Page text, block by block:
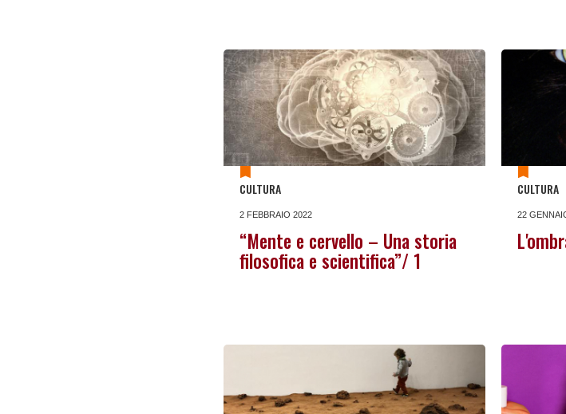
CULTURA
2 FEBBRAIO 2022
“Mente e cervello – Una storia
filosofica e scientifica”/ 1
CULTURA
22